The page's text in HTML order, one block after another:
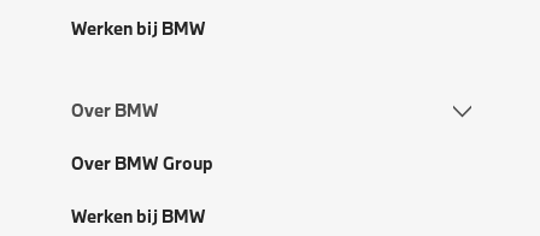
Werken bij BMW
Over BMW
Over BMW Group
Werken bij BMW